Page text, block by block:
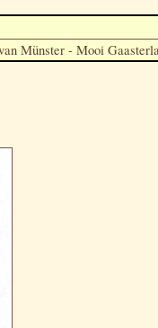
Münster - Mooi